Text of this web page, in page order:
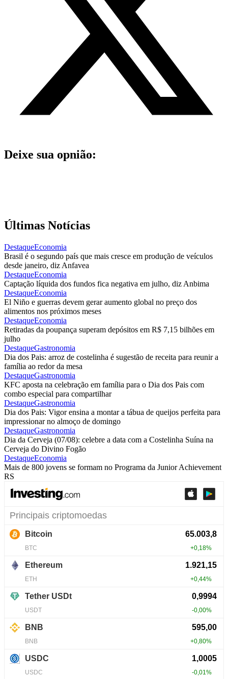
Deixe sua opnião:
Últimas Notícias
DestaqueEconomia
Brasil é o segundo país que mais cresce em produção de veículos
desde janeiro, diz Anfavea
DestaqueEconomia
Captação líquida dos fundos fica negativa em julho, diz Anbima
DestaqueEconomia
El Niño e guerras devem gerar aumento global no preço dos
alimentos nos próximos meses
DestaqueEconomia
Retiradas da poupança superam depósitos em R$ 7,15 bilhões em
julho
DestaqueGastronomia
Dia dos Pais: arroz de costelinha é sugestão de receita para reunir a
família ao redor da mesa
DestaqueGastronomia
KFC aposta na celebração em família para o Dia dos Pais com
combo especial para compartilhar
DestaqueGastronomia
Dia dos Pais: Vigor ensina a montar a tábua de queijos perfeita para
impressionar no almoço de domingo
DestaqueGastronomia
Dia da Cerveja (07/08): celebre a data com a Costelinha Suína na
Cerveja do Divino Fogão
DestaqueEconomia
Mais de 800 jovens se formam no Programa da Junior Achievement
RS